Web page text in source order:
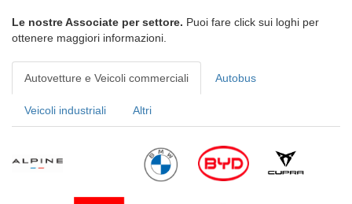
Le nostre Associate per settore. Puoi fare click sui loghi per
ottenere maggiori informazioni.
Autovetture e Veicoli commerciali Autobus
Veicoli industriali Altri